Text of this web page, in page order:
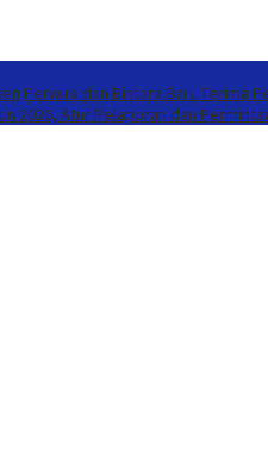
Perwira dan Bintara Baru Terima
2026, Atur Pelaporan dan